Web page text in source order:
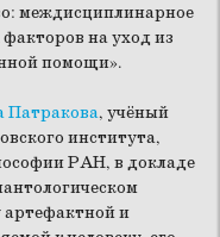
междисциплинарное
на уход из
помощи».
Патракова, учёный
института,
РАН, в докладе
артефактной и